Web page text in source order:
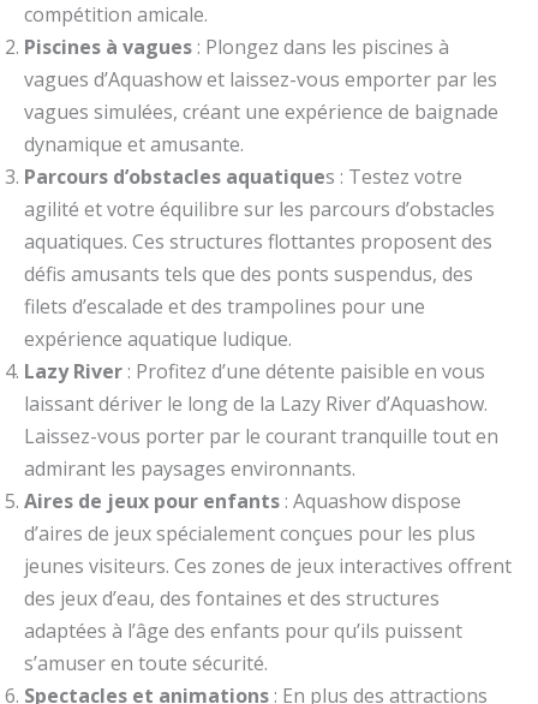
compétition amicale.
Piscines à vagues : Plongez dans les piscines à
vagues d’Aquashow et laissez-vous emporter par les
vagues simulées, créant une expérience de baignade
dynamique et amusante.
Parcours d’obstacles aquatiques : Testez votre
agilité et votre équilibre sur les parcours d’obstacles
aquatiques. Ces structures flottantes proposent des
défis amusants tels que des ponts suspendus, des
filets d’escalade et des trampolines pour une
expérience aquatique ludique.
Lazy River : Profitez d’une détente paisible en vous
laissant dériver le long de la Lazy River d’Aquashow.
Laissez-vous porter par le courant tranquille tout en
admirant les paysages environnants.
Aires de jeux pour enfants : Aquashow dispose
d’aires de jeux spécialement conçues pour les plus
jeunes visiteurs. Ces zones de jeux interactives offrent
des jeux d’eau, des fontaines et des structures
adaptées à l’âge des enfants pour qu’ils puissent
s’amuser en toute sécurité.
Spectacles et animations : En plus des attractions